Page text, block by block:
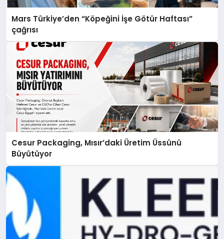
Mars Türkiye’den “Köpeğini İşe Götür Haftası”
çağrısı
Cesur Packaging, Mısır’daki Üretim Üssünü
Büyütüyor